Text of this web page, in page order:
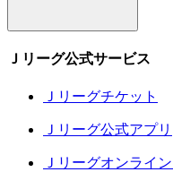
Ｊリーグ公式サービス
Ｊリーグチケット
Ｊリーグ公式アプリ
Ｊリーグオンライ